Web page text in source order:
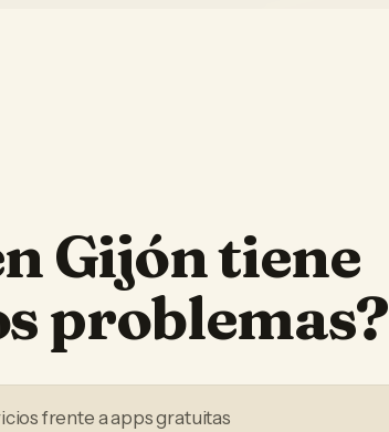
Gijóntiene
problemas?
frente a apps gratuitas